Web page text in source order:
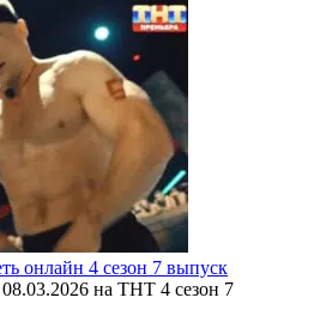
онлайн 4 сезон 7 выпуск
на ТНТ 4 сезон 7